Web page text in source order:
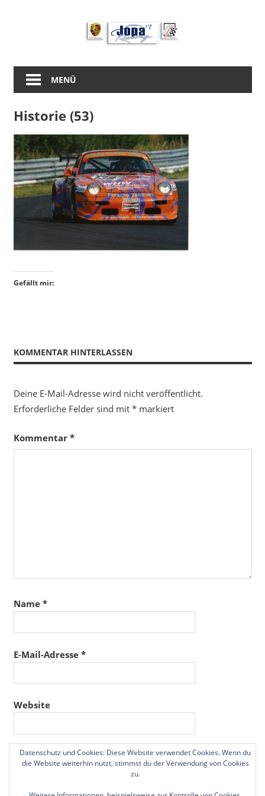
MENÜ
Historie (53)
Gefällt mir:
KOMMENTAR HINTERLASSEN
Deine E-Mail-Adresse wird nicht veröffentlicht.
Erforderliche Felder sind mit *markiert
Kommentar *
Name *
E-Mail-Adresse *
Website
Name, E-Mail-Adresse und Website in diesem
Browser für meinen nächsten Kommentar speichern.
Datenschutz und Cookies: Diese Website verwendet Cookies. Wenn du
die Website weiterhin nutzt, stimmst du der Verwendung von Cookies
zu.